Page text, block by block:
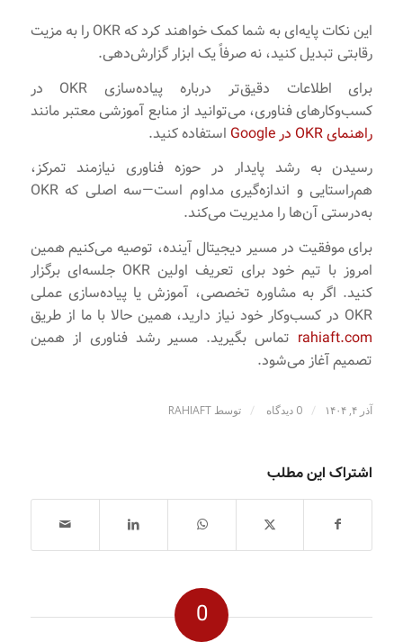
این نکات پایه‌ای به شما کمک خواهند کرد که OKR را به مزیت
رقابتی تبدیل کنید، نه صرفاً یک ابزار گزارش‌دهی.
برای اطلاعات دقیق‌تر درباره پیاده‌سازی OKR در
کسب‌وکارهای فناوری، می‌توانید از منابع آموزشی معتبر مانند
راهنمای OKR در Google
استفاده کنید.
رسیدن به رشد پایدار در حوزه فناوری نیازمند تمرکز،
هم‌راستایی و اندازه‌گیری مداوم است—سه اصلی که OKR
به‌درستی آن‌ها را مدیریت می‌کند.
برای موفقیت در مسیر دیجیتال آینده، توصیه می‌کنیم همین
امروز با تیم خود برای تعریف اولین OKR جلسه‌ای برگزار
کنید. اگر به مشاوره تخصصی، آموزش یا پیاده‌سازی عملی
OKR در کسب‌وکار خود نیاز دارید، همین حالا با ما از طریق
rahiaft.com تماس بگیرید. مسیر رشد فناوری از همین
تصمیم آغاز می‌شود.
آذر ۴, ۱۴۰۴ / 0 دیدگاه / توسط RAHIAFT
اشتراک این مطلب
0